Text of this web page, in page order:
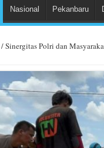
Nasional Pekanbaru
/Sinergitas Polri dan